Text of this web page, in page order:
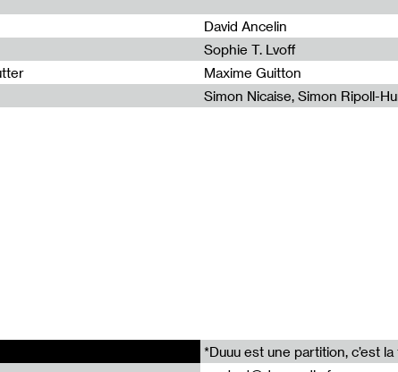
David Ancelin
Sophie T. Lvoff
Maxime Guitton
Simon Nicaise, Simon Ripoll-
*Duuu est une partition, c’est